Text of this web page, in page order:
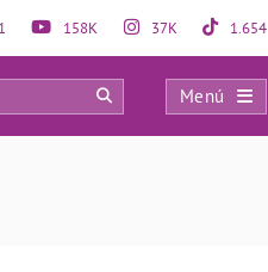
158K 37K 1.654
Menú
0